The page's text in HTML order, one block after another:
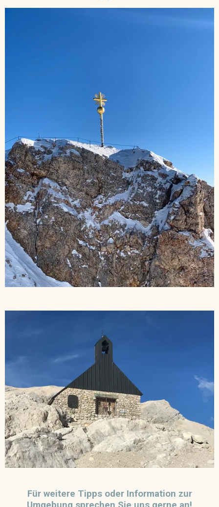
Für weitere Tipps oder Information zur